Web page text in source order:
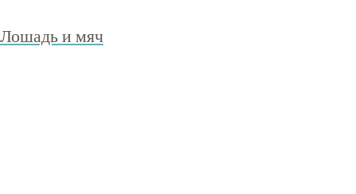
Лошадь и мяч